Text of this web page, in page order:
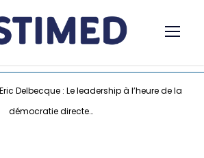
Delbecque : Le leadership à l’heure de la
démocratie directe…